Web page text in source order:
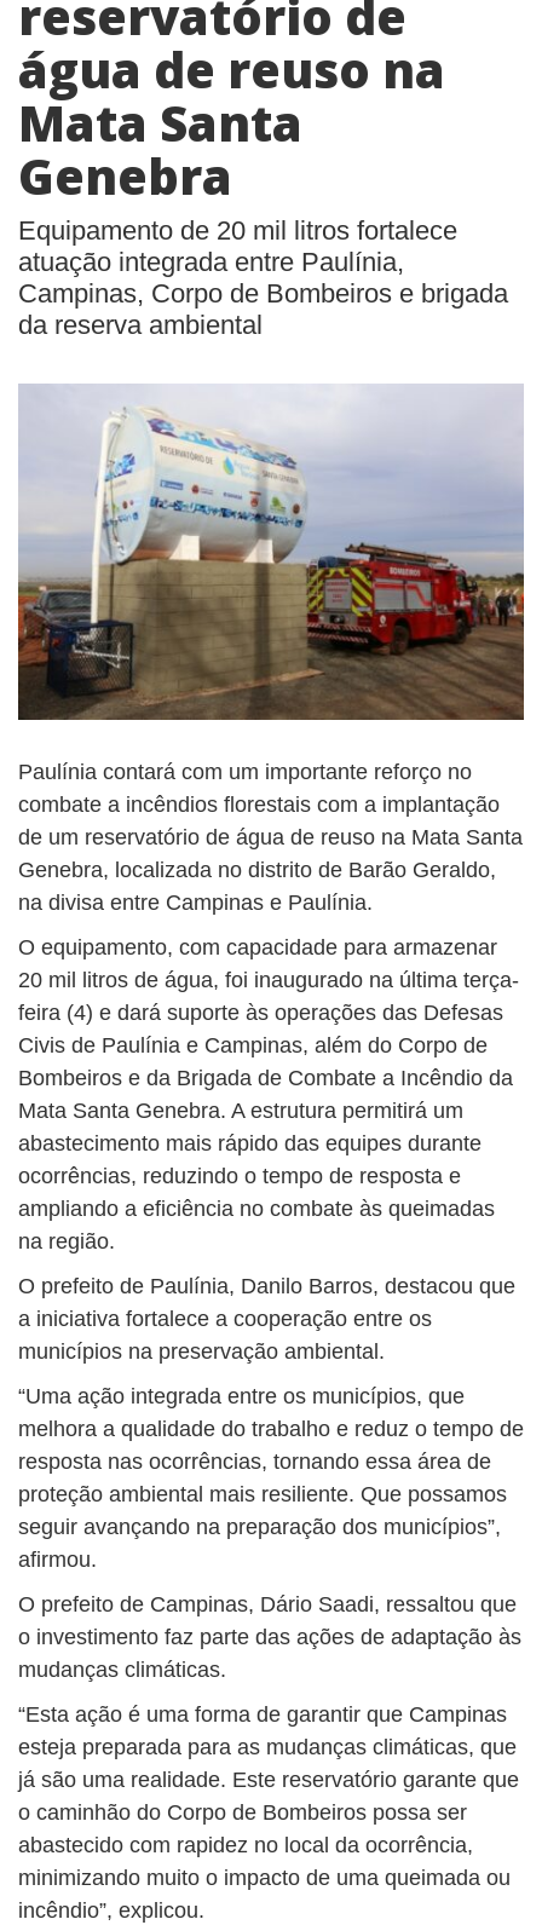
reservatório de
água de reuso na
Mata Santa
Genebra
Equipamento de 20 mil litros fortalece
atuação integrada entre Paulínia,
Campinas, Corpo de Bombeiros e brigada
da reserva ambiental
Paulínia contará com um importante reforço no
combate a incêndios florestais com a implantação
de um reservatório de água de reuso na Mata Santa
Genebra, localizada no distrito de Barão Geraldo,
na divisa entre Campinas e Paulínia.
O equipamento, com capacidade para armazenar
20 mil litros de água, foi inaugurado na última terça-
feira (4) e dará suporte às operações das Defesas
Civis de Paulínia e Campinas, além do Corpo de
Bombeiros e da Brigada de Combate a Incêndio da
Mata Santa Genebra. A estrutura permitirá um
abastecimento mais rápido das equipes durante
ocorrências, reduzindo o tempo de resposta e
ampliando a eficiência no combate às queimadas
na região.
O prefeito de Paulínia, Danilo Barros, destacou que
a iniciativa fortalece a cooperação entre os
municípios na preservação ambiental.
“Uma ação integrada entre os municípios, que
melhora a qualidade do trabalho e reduz o tempo de
resposta nas ocorrências, tornando essa área de
proteção ambiental mais resiliente. Que possamos
seguir avançando na preparação dos municípios”,
afirmou.
O prefeito de Campinas, Dário Saadi, ressaltou que
o investimento faz parte das ações de adaptação às
mudanças climáticas.
“Esta ação é uma forma de garantir que Campinas
esteja preparada para as mudanças climáticas, que
já são uma realidade. Este reservatório garante que
o caminhão do Corpo de Bombeiros possa ser
abastecido com rapidez no local da ocorrência,
minimizando muito o impacto de uma queimada ou
incêndio”, explicou.